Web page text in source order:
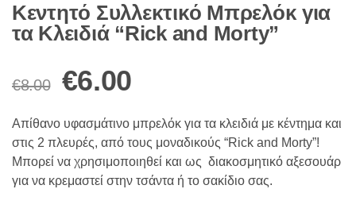
Κεντητό Συλλεκτικό Μπρελόκ για
τα Κλειδιά “Rick and Morty”
€8.00
Original
price
was:
€6.00
τρέχουσα
τιμή
Απίθανο υφασμάτινο μπρελόκ για τα κλειδιά με κέντημα και
στις 2 πλευρές, από τους μοναδικούς “Rick and Morty”!
Μπορεί να χρησιμοποιηθεί και ως διακοσμητικό αξεσουάρ
για να κρεμαστεί στην τσάντα ή το σακίδιο σας.